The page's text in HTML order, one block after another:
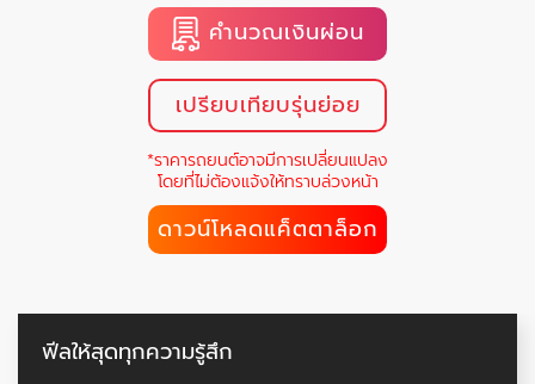
คำนวณเงินผ่อน
เปรียบเทียบรุ่นย่อย
*ราคารถยนต์อาจมีการเปลี่ยนแปลง
โดยที่ไม่ต้องแจ้งให้ทราบล่วงหน้า
ดาวน์โหลดแค็ตตาล็อก
ฟีลให้สุดทุกความรู้สึก